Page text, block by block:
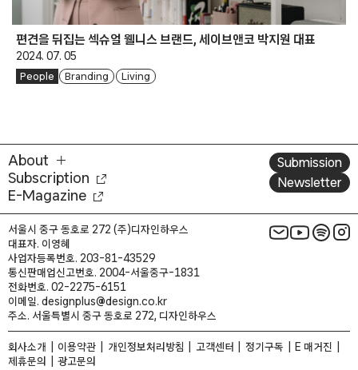
편견을 뒤집는 섹슈얼 웰니스 브랜드, 세이브앤코 박지원 대표
2024. 07. 05
People Branding Living
About
Subscription
E-Magazine
Submission
Newsletter
서울시 중구 동호로 272 (주)디자인하우스
대표자. 이영혜
사업자등록번호. 203-81-43529
통신판매업신고번호. 2004-서울중구-1831
전화번호. 02-2275-6151
이메일. designplus@design.co.kr
주소. 서울특별시 중구 동호로 272, 디자인하우스
회사소개 이용약관 개인정보처리방침 고객센터 정기구독
E 매거진
제휴문의
광고문의